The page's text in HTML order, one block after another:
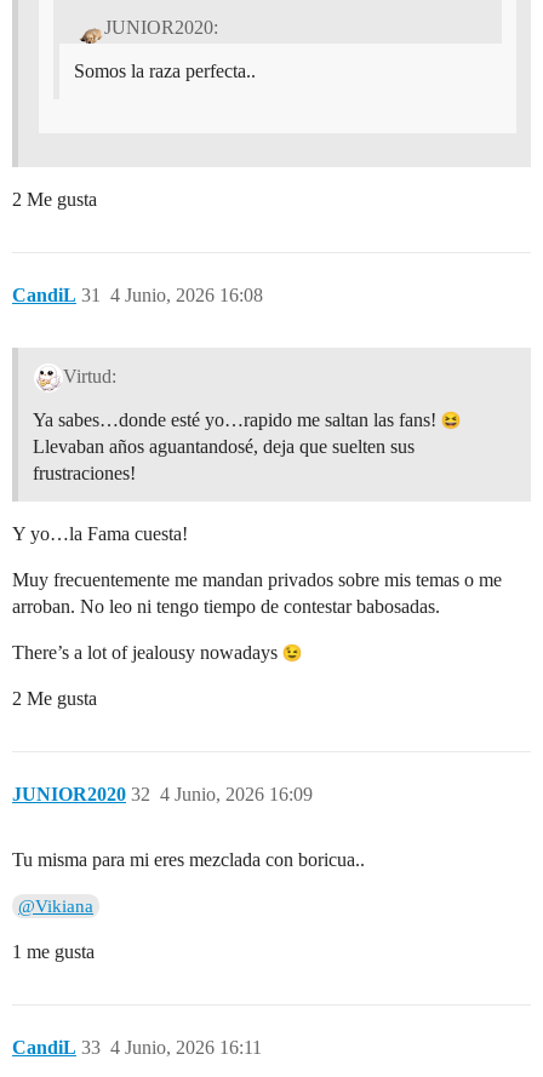
JUNIOR2020:
Somos la raza perfecta..
2 Me gusta
CandiL 4 Junio, 2026 16:08
31
Virtud:
Ya sabes…donde esté yo…rapido me saltan las fans!
Llevaban años aguantandosé, deja que suelten sus
frustraciones!
Y yo…la Fama cuesta!
Muy frecuentemente me mandan privados sobre mis temas o me
arroban. No leo ni tengo tiempo de contestar babosadas.
There’s a lot of jealousy nowadays
2 Me gusta
JUNIOR2020 4 Junio, 2026 16:09
32
Tu misma para mi eres mezclada con boricua..
@Vikiana
1 me gusta
CandiL 4 Junio, 2026 16:11
33